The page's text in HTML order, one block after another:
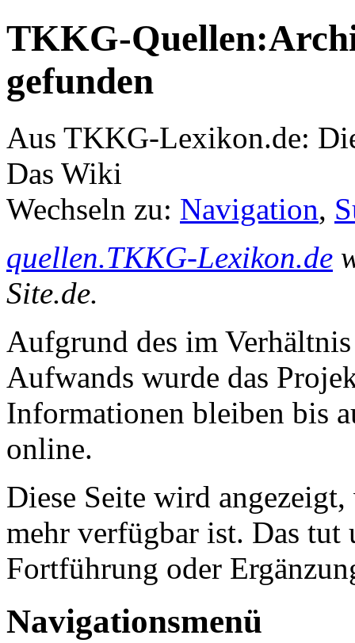
TKKG-
gefunden
Aus TKKG-Lexikon.de:
Das Wiki
Wechseln zu: Navigation,
quellen.TKKG-Lexikon.de
Site.de.
Aufgrund des im
Aufwands wurde das
Informationen bleiben bis
online.
Diese Seite wird
mehr verfügbar ist. Das tut
Fortführung oder
Navigationsmenü